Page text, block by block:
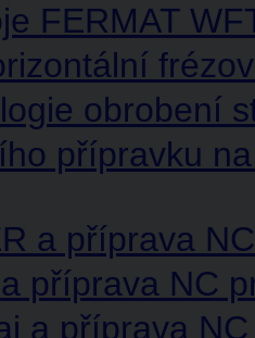
FERMAT
obrobení
přípravku
a příprava
příprava NC
a příprava